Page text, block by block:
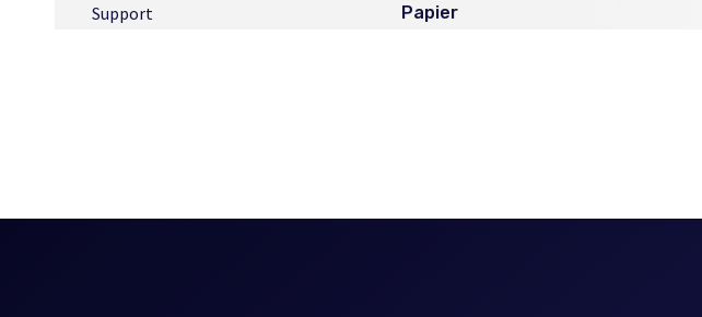
Support Papier